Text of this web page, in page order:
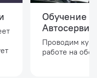
Обучение в
Проводим
работе на